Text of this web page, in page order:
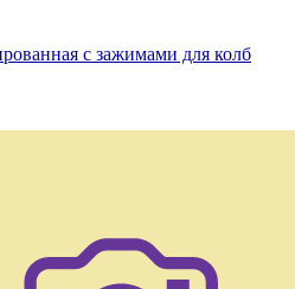
с зажимами для колб